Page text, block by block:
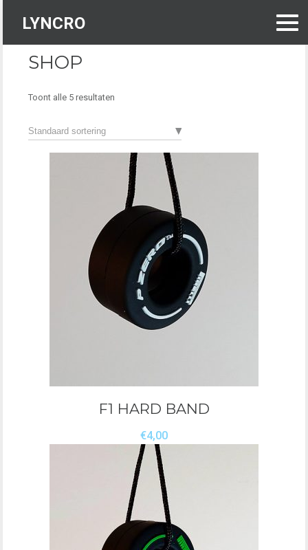
LYNCRO
content
SHOP
Toont alle 5 resultaten
F1 HARD BAND
€4,00